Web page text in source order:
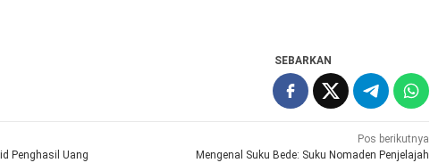
SEBARKAN
Penghasil Uang
Pos berikutnya
Mengenal Suku Bede: Suku Nomaden Penjelajah